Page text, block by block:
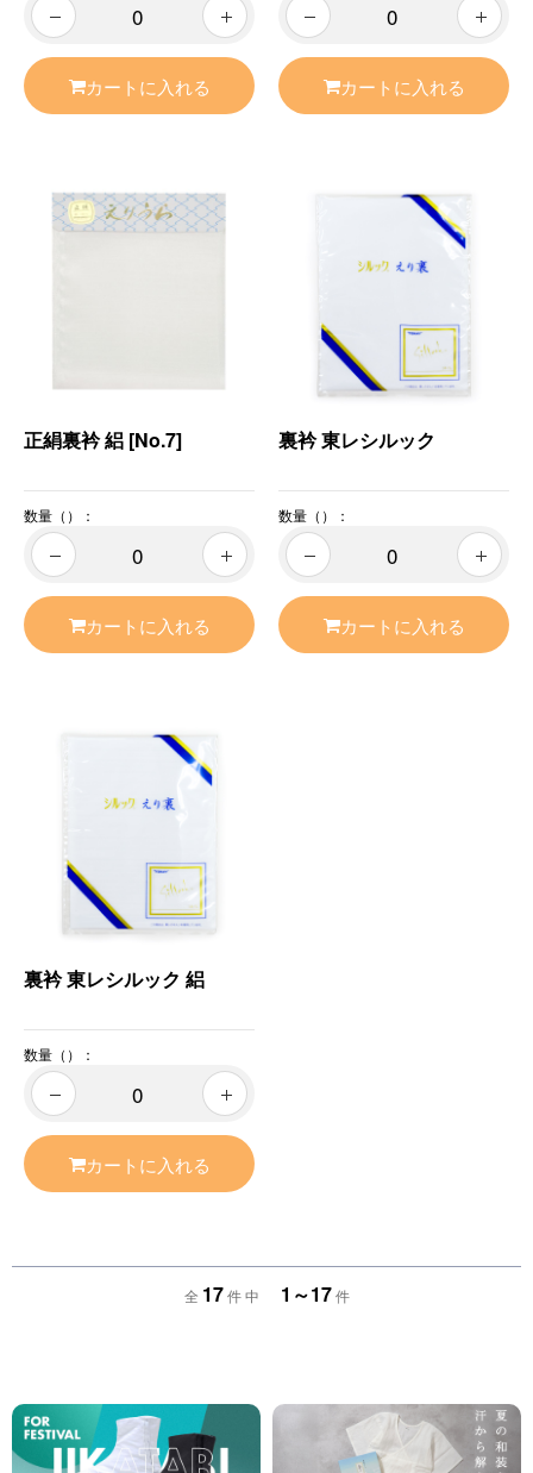
カートに入れる カートに入れる
正絹裏衿 絽 [No.7]
数量（）：
カートに入れる
裏衿 東レシルック
数量（）：
カートに入れる
裏衿 東レシルック 絽
数量（）：
カートに入れる
全 17 件 中 1～17 件